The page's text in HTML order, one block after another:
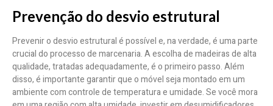
Prevenção do desvio estrutural
Prevenir o desvio estrutural é possível e, na verdade, é uma parte
crucial do processo de marcenaria. A escolha de madeiras de alta
qualidade, tratadas adequadamente, é o primeiro passo. Além
disso, é importante garantir que o móvel seja montado em um
ambiente com controle de temperatura e umidade. Se você mora